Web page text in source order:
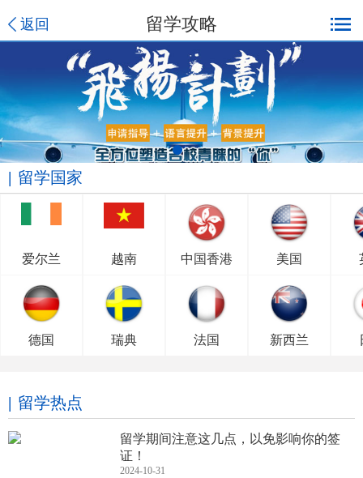
返回 留学攻略
留学国家
爱尔兰 越南 中国香港 美国
德国 瑞典 法国 新西兰
留学热点
留学期间注意这几点，以免影响你的签
证！
2024-10-31